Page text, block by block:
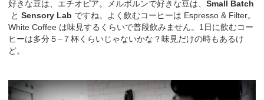
好きな豆は、エチオピア。メルボルンで好きな豆は、 Small Batch
と Sensory Lab ですね。よく飲むコーヒーは Espresso & Filter。
White Coffee は味見するくらいで普段飲みません。1日に飲むコー
ヒーは多分５−７杯くらいじゃないかな？味見だけの時もあるけ
ど。